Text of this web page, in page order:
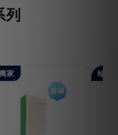
列
家 輪胎